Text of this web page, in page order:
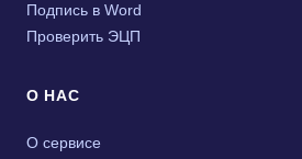
Подпись в Word
Проверить ЭЦП
О НАС
О сервисе